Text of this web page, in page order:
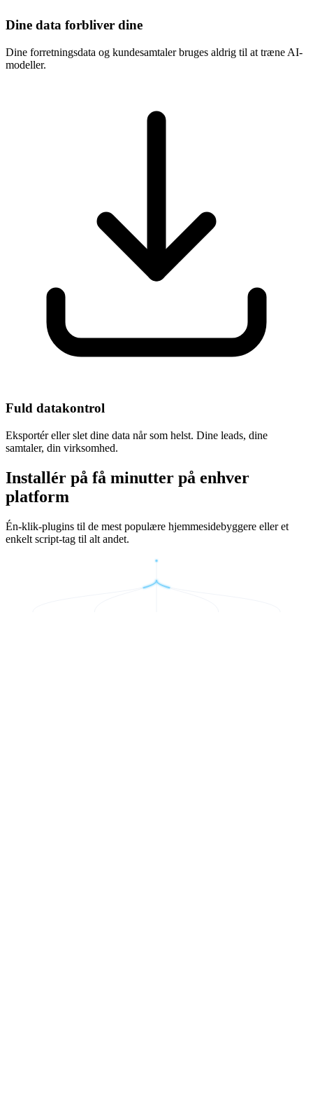
Dine data forbliver dine
Dine forretningsdata og kundesamtaler bruges aldrig til at træne AI-
modeller.
Fuld datakontrol
Eksportér eller slet dine data når som helst. Dine leads, dine
samtaler, din virksomhed.
Installér på få minutter på enhver
platform
Én-klik-plugins til de mest populære hjemmesidebyggere eller et
enkelt script-tag til alt andet.